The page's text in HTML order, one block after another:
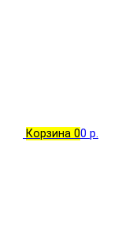
Корзина 00 р.